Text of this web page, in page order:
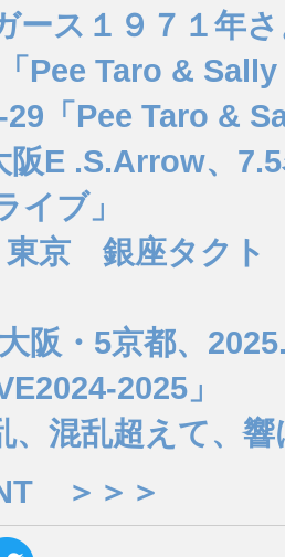
ース１９７１年
Pee Taro &
29「Pee Taro &
阪E .S.Arrow、
イブ」
東京 銀座タクト
阪・5京都、
2025」
、混乱超えて、
＞＞＞